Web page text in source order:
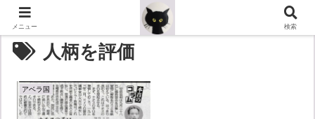
人柄を評価
アベラ国
メニュー 検索